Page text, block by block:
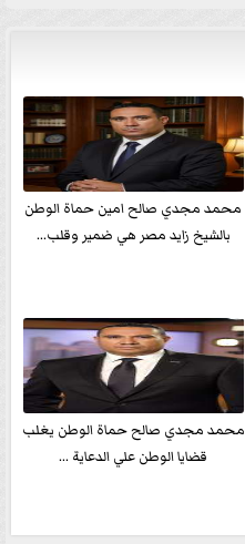
محمد مجدي صالح امين حماة الوطن
بالشيخ زايد مصر هي ضمير وقلب...
محمد مجدي صالح حماة الوطن يغلب
قضايا الوطن علي الدعاية ...